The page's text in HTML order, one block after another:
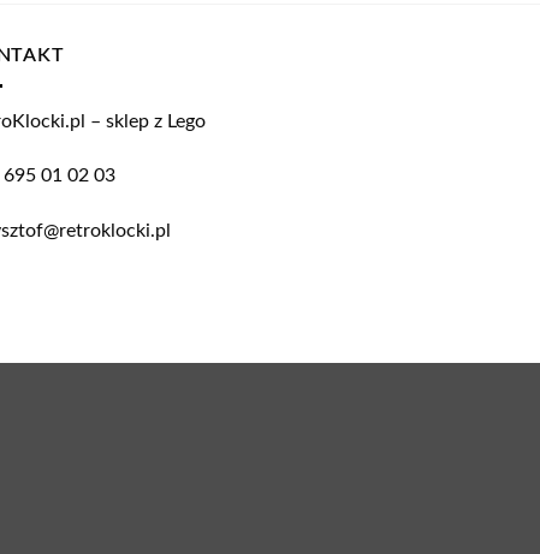
– sklep z Lego
695 01 02 03